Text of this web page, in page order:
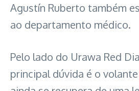
Agustín Ruberto também
ao departamento médico.
Pelo lado do Urawa Red
principal dúvida é o